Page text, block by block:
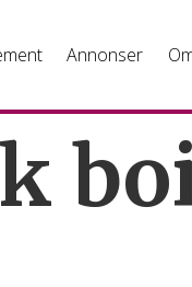
Annonser